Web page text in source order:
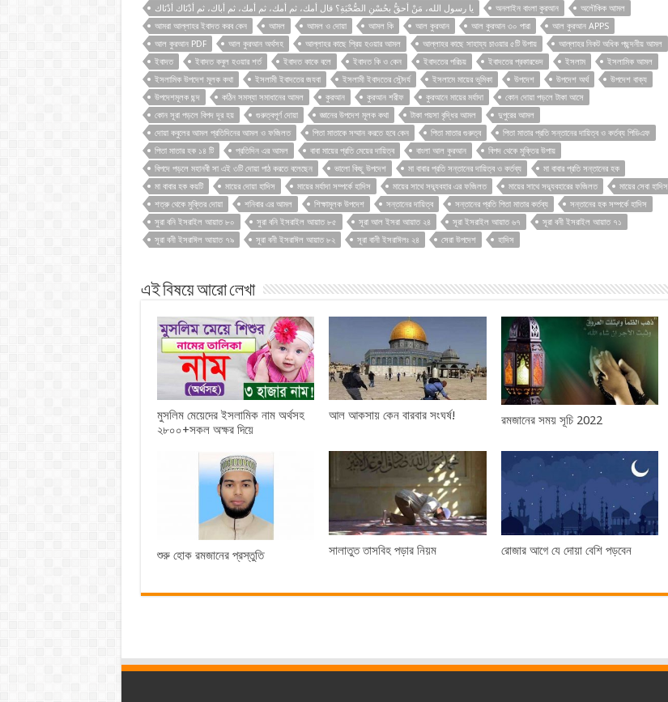
يا رسول الله، مَنْ أحقُّ بحُسْنِ الصُّحْبَةِ؟ قال أمك، ثم أمك، ثم أمك، ثم أباك، ثم أدْنَاك أدْنَاك
অনলাইন বাংলা কুরআন
অলৌকিক আমল
আমরা আল্লাহর ইবাদত করব কেন
আমল আমল ও দোয়া আমল কি আল কুরআন আল কুরআন ৩০ পারা
আল কুরআন APPS
আল কুরআন PDF
আল কুরআন অর্থসহ আল্লাহর কাছে প্রিয় হওয়ার আমল আল্লাহর কাছে সাহায্য চাওয়ার ৫টি উপায়
আল্লাহর নিকট অধিক পছন্দনীয় আমল
ইবাদত
ইবাদত কবুল হওয়ার শর্ত ইবাদত কাকে বলে ইবাদত কি ও কেন ইবাদতের পরিচয় ইবাদতের প্রকারভেদ ইসলাম
ইসলামিক আমল
ইসলামিক উপদেশ মূলক কথা
ইসলামী ইবাদতের জযবা ইসলামী ইবাদতের সৌন্দর্য ইসলামে মায়ের ভূমিকা উপদেশ উপদেশ অর্থ
উপদেশ বাক্য
উপদেশমূলক ছন্দ
কঠিন সমস্যা সমাধানের আমল কুরআন কুরআন শরীফ কুরআনে মায়ের মর্যাদা
কোন দোয়া পড়লে টাকা আসে
কোন সূরা পড়লে বিপদ দূর হয়
গুরুত্বপূর্ণ দোয়া জ্ঞানের উপদেশ মূলক কথা টাকা পয়সা বৃদ্ধির আমল
দুপুরের আমল
দোয়া কবুলের আমল প্রতিদিনের আমল ও ফজিলত
পিতা মাতাকে সম্মান করতে হবে কেন পিতা মাতার গুরুত্ব
পিতা মাতার প্রতি সন্তানের দায়িত্ব ও কর্তব্য পিডিএফ
পিতা মাতার হক ১৪ টি
প্রতিদিন এর আমল বাবা মায়ের প্রতি মেয়ের দায়িত্ব বাংলা আল কুরআন
বিপদ থেকে মুক্তির উপায়
বিপদে পড়লে মহানবী সা এই ৩টি দোয়া পাঠ করতে বলেছেন
ভালো কিছু উপদেশ মা বাবার প্রতি সন্তানের দায়িত্ব ও কর্তব্য
মা বাবার প্রতি সন্তানের হক
মা বাবার হক কয়টি
মায়ের দোয়া হাদিস মায়ের মর্যাদা সম্পর্কে হাদিস মায়ের সাথে সদ্ব্যবহার এর ফজিলত মায়ের সাথে সদ্ব্যবহারের ফজিলত
মায়ের সেবা হাদিস
শত্রু থেকে মুক্তির দোয়া
শনিবার এর আমল শিক্ষামূলক উপদেশ সন্তানের দায়িত্ব সন্তানের প্রতি পিতা মাতার কর্তব্য
সন্তানের হক সম্পর্কে হাদিস
সুরা বনি ইসরাইল আয়াত ৮০
সুরা বনি ইসরাইল আয়াত ৮৫ সূরা আল ইসরা আয়াত ২৪ সূরা ইসরাইল আয়াত ৬৭
সূরা বনী ইসরাইল আয়াত ৭১
সূরা বনী ইসরাঈল আয়াত ৭৯
সূরা বনী ইসরাঈল আয়াত ৮২ সূরা বানী ইসরাঈলঃ ২৪ সেরা উপদেশ হাদিস
এই বিষয়ে আরো লেখা
মুসলিম মেয়েদের ইসলামিক নাম অর্থসহ
২৮০০+সকল অক্ষর দিয়ে
আল আকসায় কেন বারবার সংঘর্ষ! রমজানের সময় সূচি 2022
শুরু হোক রমজানের প্রস্তুতি সালাতুত তাসবিহ পড়ার নিয়ম রোজার আগে যে দোয়া বেশি পড়বেন